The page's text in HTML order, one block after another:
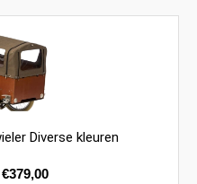
Diverse kleuren
€379,00